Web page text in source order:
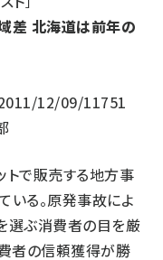
差 北海道は前年の
12/09/11751
トで販売する地方事
いる。原発事故によ
選ぶ消費者の目を厳
費者の信頼獲得が勝